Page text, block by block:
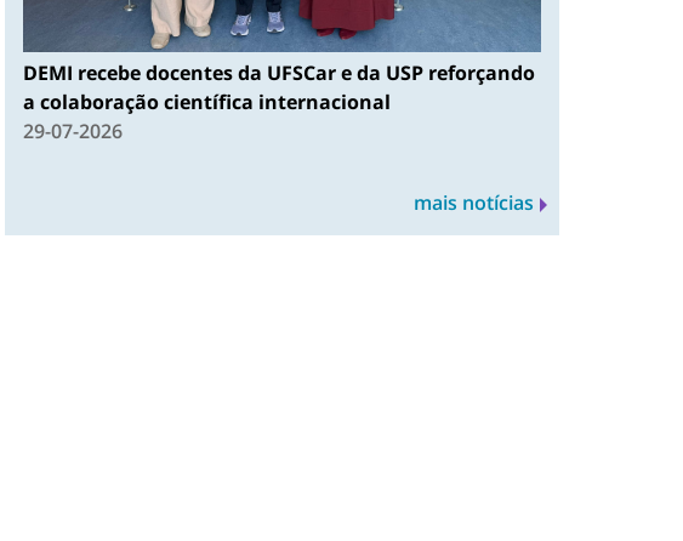
DEMI recebe docentes da UFSCar e da USP reforçando
a colaboração científica internacional
29-07-2026
mais notícias